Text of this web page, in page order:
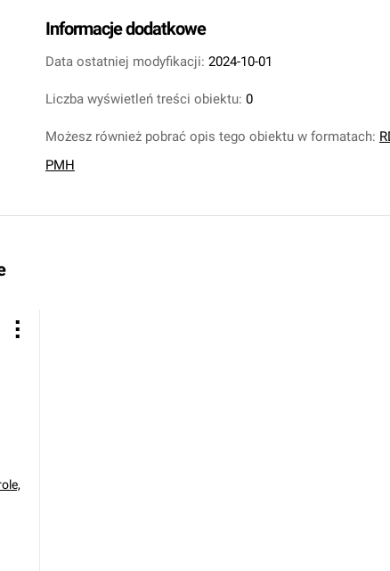
Informacje dodatkowe
Data ostatniej modyfikacji: 2024-10-01
Liczba wyświetleń treści obiektu: 0
Możesz również pobrać opis tego obiektu w formatach:
PMH